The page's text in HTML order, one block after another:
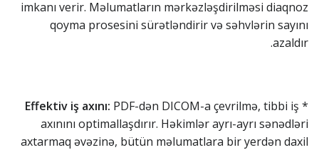
imkanı verir. Məlumatların mərkəzləşdirilməsi diaqnoz
qoyma prosesini sürətləndirir və səhvlərin sayını
azaldır.
*
Effektiv iş axını: PDF-dən DICOM-a çevrilmə, tibbi iş
axınını optimallaşdırır. Həkimlər ayrı-ayrı sənədləri
axtarmaq əvəzinə, bütün məlumatlara bir yerdən daxil